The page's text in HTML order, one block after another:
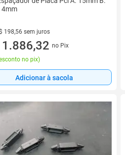
4mm
198,56 sem juros
R$ 198,56 sem juros
1.886,32 no Pix
no pix)
Adicionar à sacola